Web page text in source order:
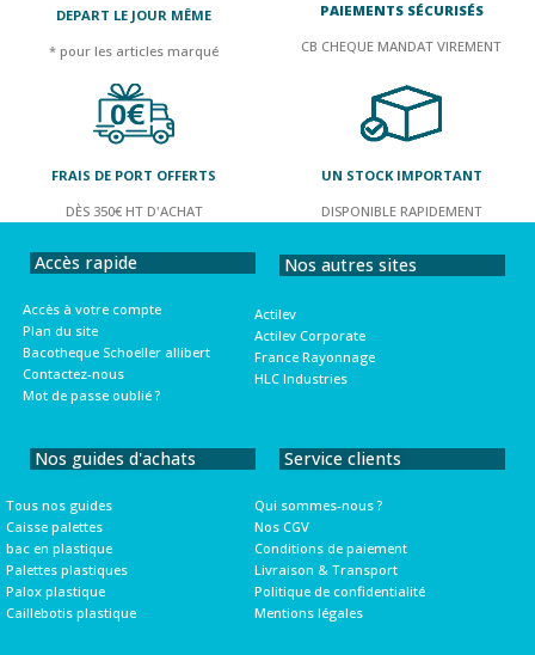
DEPART LE JOUR MÊME
* pour les articles marqué
PAIEMENTS SÉCURISÉS
CB CHEQUE MANDAT VIREMENT
FRAIS DE PORT OFFERTS
DÈS 350€ HT D'ACHAT
UN STOCK IMPORTANT
DISPONIBLE RAPIDEMENT
Accès rapide
Accès à votre compte
Plan du site
Bacotheque Schoeller allibert
Contactez-nous
Mot de passe oublié ?
Nos autres sites
Actilev
Actilev Corporate
France Rayonnage
HLC Industries
Nos guides d'achats
Tous nos guides
Caisse palettes
bac en plastique
Palettes plastiques
Palox plastique
Caillebotis plastique
Service clients
Qui sommes-nous ?
Nos CGV
Conditions de paiement
Livraison & Transport
Politique de confidentialité
Mentions légales